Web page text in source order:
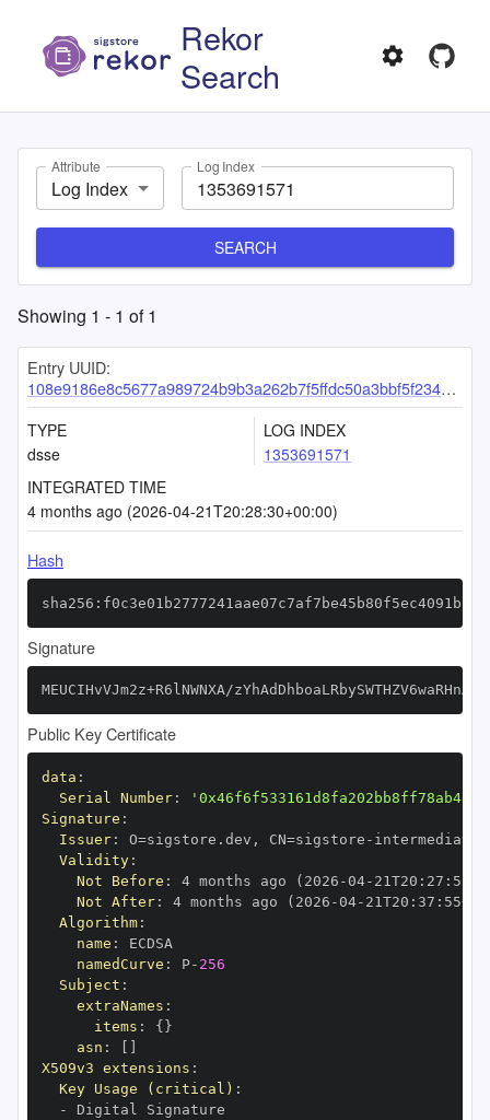
Rekor
Search
Attribute
Log Index
Log Index
SEARCH
Showing 1 - 1 of1
Entry UUID:
108e9186e8c5677a989724b9b3a262b7f5ffdc50a3bbf5f23410d439b61dadc86f0d7a686a91365b
TYPE
dsse
LOG INDEX
1353691571
INTEGRATED TIME
4 months ago (2026-04-21T20:28:30+00:00)
Hash
Signature
MEUCIHvVJm2z+R6lNWNXA/
Public Key Certificate
data :
Serial Number:
Signature :
Issuer: O=sigstore.dev , CN=sigstore -
Validity:
Not Before : 4 months ago (2026 -04- 21T20 : 27 :
Not After: 4 months ago (2026 -04- 21T20 : 37 : 55+00
Algorithm:
name :
namedCurve : P- 256
Subject :
extraNames :
items : { }
asn :
X509v3 extensions :
Key Usage (critical) :
-